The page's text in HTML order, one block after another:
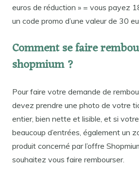
euros de réduction » = vous payez
un code promo d’une valeur de 30
Comment se faire
shopmium ?
Pour faire votre demande de
devez prendre une photo de votre
entier, bien nette et lisible, et si
beaucoup d’entrées, également un
produit concerné par l’offre
souhaitez vous faire rembourser.